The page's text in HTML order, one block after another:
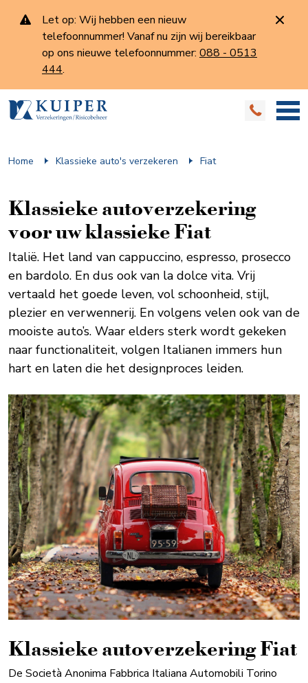
Let op: Wij hebben een nieuw
telefoonnummer! Vanaf nu zijn wij bereikbaar
op ons nieuwe telefoonnummer: 088 - 0513
444.
Home Klassieke auto's verzekeren Fiat
Klassieke auto­verzekering
voor uw klassieke Fiat
Italië. Het land van cappuccino, espresso, prosecco
en bardolo. En dus ook van la dolce vita. Vrij
vertaald het goede leven, vol schoonheid, stijl,
plezier en verwennerij. En volgens velen ook van de
mooiste auto’s. Waar elders sterk wordt gekeken
naar functionaliteit, volgen Italianen immers hun
hart en laten die het designproces leiden.
Klassieke auto­verzekering Fiat
De Società Anonima Fabbrica Italiana Automobili Torino